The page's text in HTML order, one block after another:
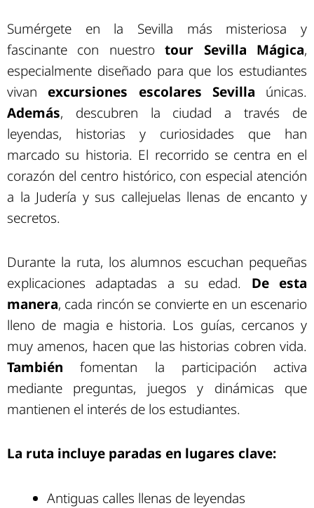
Sumérgete en la Sevilla más misteriosa y
fascinante con nuestrotour Sevilla Mágica,
especialmente diseñado para que los estudiantes
vivan excursiones escolares Sevilla únicas.
Además, descubren la ciudad a través de
leyendas, historias y curiosidades que han
marcado su historia. El recorrido se centra en el
corazón del centro histórico, con especial atención
a la Judería y sus callejuelas llenas de encanto y
secretos.
Durante la ruta, los alumnos escuchan pequeñas
explicaciones adaptadas a su edad. De esta
manera, cada rincón se convierte en un escenario
lleno de magia e historia. Los guías, cercanos y
muy amenos, hacen que las historias cobren vida.
También fomentan la participación activa
mediante preguntas, juegos y dinámicas que
mantienen el interés de los estudiantes.
La ruta incluye paradas en lugares clave:
Antiguas calles llenas de leyendas